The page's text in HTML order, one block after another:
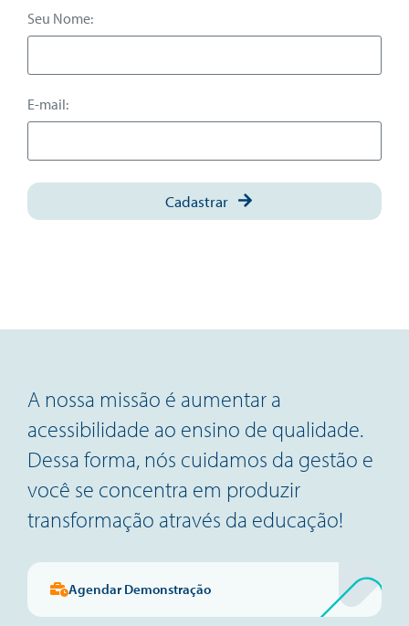
Seu Nome:
E-mail:
Cadastrar
A nossa missão é aumentar a
acessibilidade ao ensino de qualidade.
Dessa forma, nós cuidamos da gestão e
você se concentra em produzir
transformação através da educação!
Agendar Demonstração